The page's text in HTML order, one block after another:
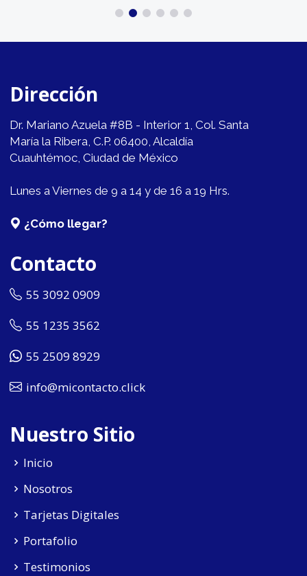
Dirección
Dr. Mariano Azuela #8B - Interior 1, Col. Santa
María la Ribera, C.P. 06400, Alcaldía
Cuauhtémoc, Ciudad de México
Lunes a Viernes de 9 a 14 y de 16 a 19 Hrs.
¿Cómo llegar?
Contacto
55 3092 0909
55 1235 3562
55 2509 8929
info@micontacto.click
Nuestro Sitio
Inicio
Nosotros
Tarjetas Digitales
Portafolio
Testimonios